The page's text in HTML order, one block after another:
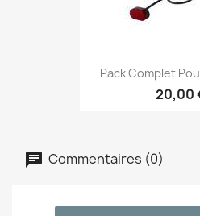
Pack Complet
20,00
Commentaires (0)